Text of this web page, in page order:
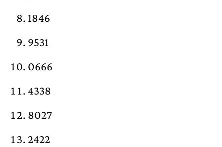
1846
9531
0666
4338
8027
2422